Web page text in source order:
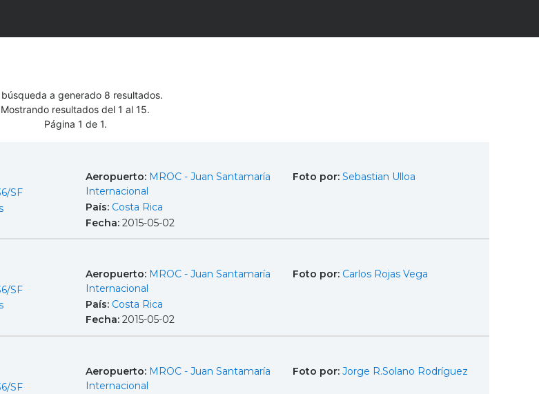
búsqueda a generado 8 resultados.
Mostrando resultados del 1 al 15.
Página 1 de 1.
SF
Aeropuerto: MROC - Juan Santamaría
Internacional
País: Costa Rica
Fecha: 2015-05-02
Foto por: Sebastian Ulloa
SF
Aeropuerto: MROC - Juan Santamaría
Internacional
País: Costa Rica
Fecha: 2015-05-02
Foto por: Carlos Rojas Vega
SF
Aeropuerto: MROC - Juan Santamaría
Internacional
Foto por: Jorge R.Solano Rodríguez